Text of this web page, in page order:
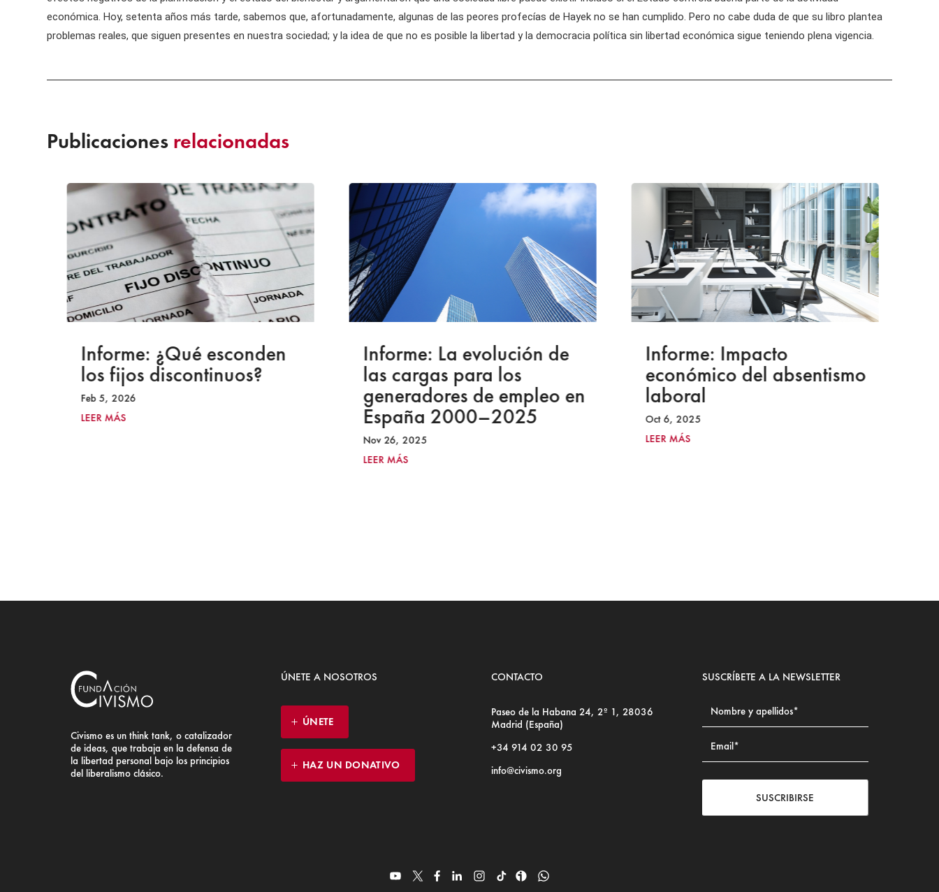
económica. Hoy, setenta años más tarde, sabemos que, afortunadamente, algunas de las peores profecías de Hayek no se han cumplido. Pero no cabe duda de que su libro plantea
problemas reales, que siguen presentes en nuestra sociedad; y la idea de que no es posible la libertad y la democracia política sin libertad económica sigue teniendo plena vigencia.
Publicaciones relacionadas
Informe: ¿Qué esconden
los fijos discontinuos?
Feb 5, 2026
LEER MÁS
Informe: La evolución de
las cargas para los
generadores de empleo en
España 2000–2025
Nov 26, 2025
LEER MÁS
Informe: Impacto
económico del absentismo
laboral
Oct 6, 2025
LEER MÁS
Civismo es un think tank, o catalizador
de ideas, que trabaja en la defensa de
la libertad personal bajo los principios
del liberalismo clásico.
ÚNETE A NOSOTROS
ÚNETE
HAZ UN DONATIVO
CONTACTO
Paseo de la Habana 24, 2º 1, 28036
Madrid (España)
+34 914 02 30 95
info@civismo.org
SUSCRÍBETE A LA NEWSLETTER
SUSCRIBIRSE